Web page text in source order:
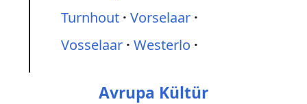
Turnhout Vorselaar
Vosselaar Westerlo
Avrupa Kültür